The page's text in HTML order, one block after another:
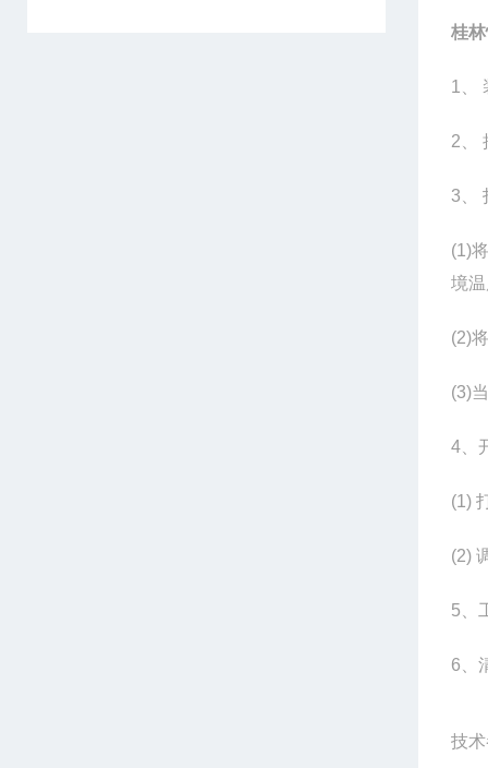
桂
1
2
3
(1)
境
(2)
(3)
4
(1)
(2)
5
6
技